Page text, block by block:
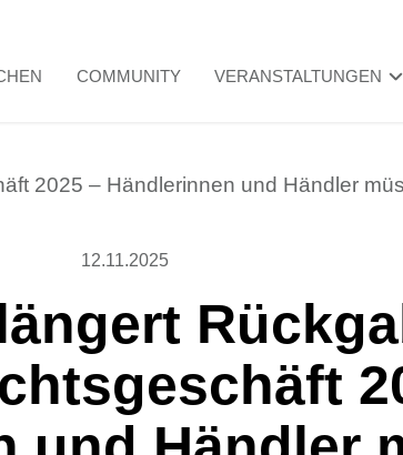
COMMUNITY VERANSTALTUNGEN
2025 – Händlerinnen und Händler
12.11.2025